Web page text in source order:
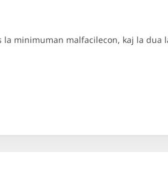
minimuman malfacilecon, kaj la dua